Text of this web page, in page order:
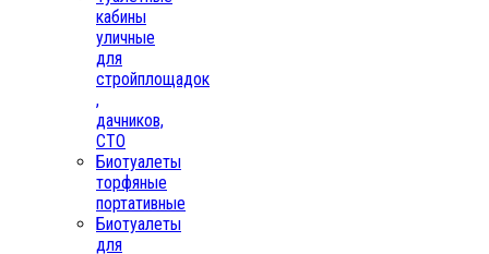
кабины
уличные
для
стройплощадок
,
дачников,
СТО
Биотуалеты
торфяные
портативные
Биотуалеты
для